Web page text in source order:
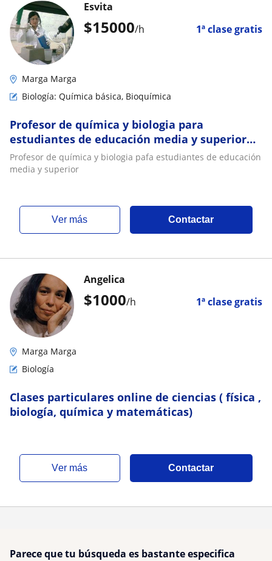
$15000/h 1ª clase gratis
Esvita
Marga Marga
Biología: Química básica, Bioquímica
Profesor de química y biologia para
estudiantes de educación media y superior
98150E256
Profesor de química y biologia pafa estudiantes de educación
media y superior
ver más Contactar
$1000/h 1ª clase gratis
Angelica
Marga Marga
Biología
Clases particulares online de ciencias ( física ,
biología, química y matemáticas)
ver más Contactar
Parece que tu búsqueda es bastante especifica